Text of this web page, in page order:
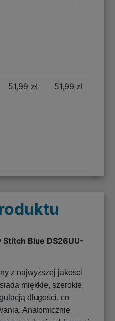
51,99 zł 51,99 zł
Stitch Blue DS26UU-
z najwyższej jakości
miękkie, szerokie,
długości, co
Anatomicznie